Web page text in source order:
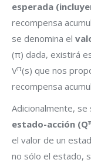
esperada
recompensa
se denomina el
(π) dada, existirá
Vπ(s) que nos
recompensa
Adicionalmente, se
estado-acción (Q
el valor de un
no sólo el estado,